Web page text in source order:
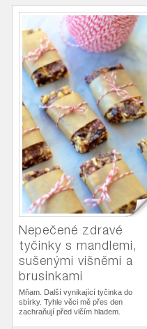
Nepečené zdravé
tyčinky s mandlemi,
sušenými višněmi a
brusinkami
Mňam. Další vynikající tyčinka do
sbírky. Tyhle věci mě přes den
zachraňují před vlčím hladem.